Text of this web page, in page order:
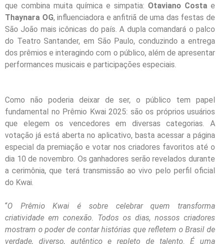
que combina muita química e simpatia: Otaviano Costa e
Thaynara OG, influenciadora e anfitriã de uma das festas de
São João mais icônicas do país. A dupla comandará o palco
do Teatro Santander, em São Paulo, conduzindo a entrega
dos prêmios e interagindo com o público, além de apresentar
performances musicais e participações especiais.
Como não poderia deixar de ser, o público tem papel
fundamental no Prêmio Kwai 2025: são os próprios usuários
que elegem os vencedores em diversas categorias. A
votação já está aberta no aplicativo, basta acessar a página
especial da premiação e votar nos criadores favoritos até o
dia 10 de novembro. Os ganhadores serão revelados durante
a cerimônia, que terá transmissão ao vivo pelo perfil oficial
do Kwai.
“O Prêmio Kwai é sobre celebrar quem transforma
criatividade em conexão. Todos os dias, nossos criadores
mostram o poder de contar histórias que refletem o Brasil de
verdade, diverso, autêntico e repleto de talento. É uma